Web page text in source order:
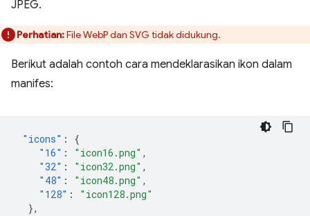
JPEG.
Perhatian:File WebP dan SVG tidak didukung.
Berikut adalah contoh cara mendeklarasikan ikon dalam
manifes:
"icons" :
{
"16" : "icon16.png" ,
"32" : "icon32.png" ,
"48" : "icon48.png" ,
"128" :
"icon128.png"
},